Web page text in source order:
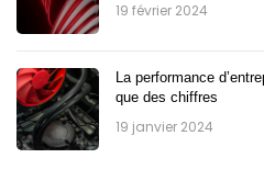
19 février 2024
La performance
que des chiffres
19 janvier 2024